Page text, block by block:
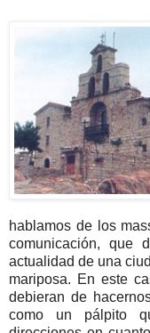
hablamos de los
comunicación, que
actualidad de una
mariposa. En este
debieran de
como un pálpito